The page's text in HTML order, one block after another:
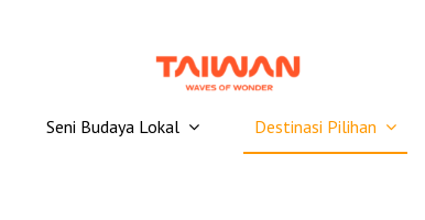
Seni Budaya Lokal Destinasi Pilihan